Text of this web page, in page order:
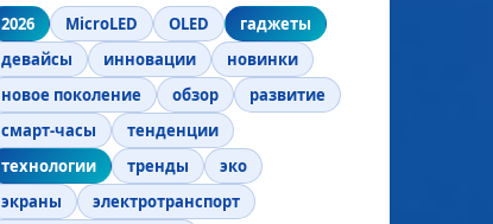
2026 MicroLED OLED
гаджеты
девайсы
инновации
новинки
новое поколение
обзор
развитие
смарт-часы
тенденции
технологии
тренды
эко
экраны
электротранспорт